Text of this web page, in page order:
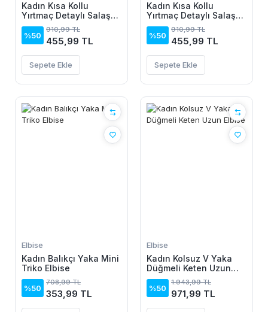
Kadın Kısa Kollu
Yırtmaç Detaylı Salaş
Viskon Elbise
%50
910,99 TL
455,99 TL
Sepete Ekle
Kadın Kısa Kollu
Yırtmaç Detaylı Salaş
Viskon Elbise
%50
910,99 TL
455,99 TL
Sepete Ekle
Elbise
Kadın Balıkçı Yaka Mini
Triko Elbise
%50
708,99 TL
353,99 TL
Elbise
Kadın Kolsuz V Yaka
Düğmeli Keten Uzun
Elbise
%50
1.943,99 TL
971,99 TL